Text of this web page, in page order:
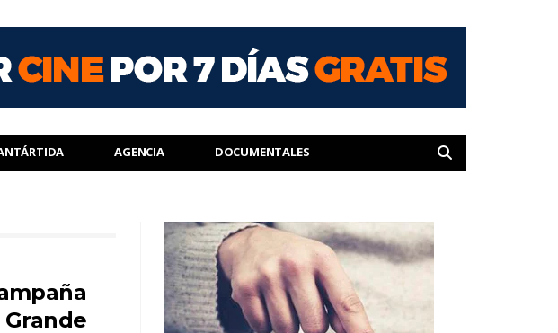
AGENCIA DOCUMENTALES